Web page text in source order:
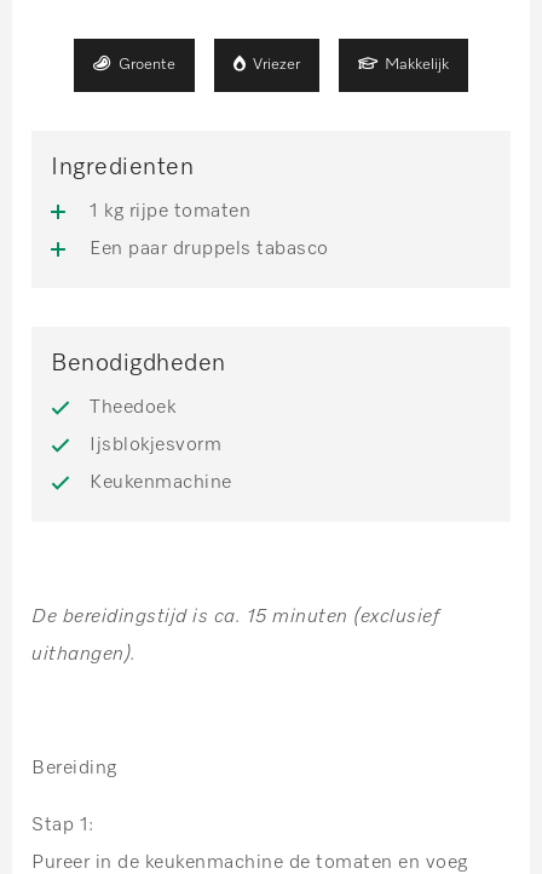
Groente Vriezer Makkelijk
Ingredienten
1 kg rijpe tomaten
Een paar druppels tabasco
Benodigdheden
Theedoek
Ijsblokjesvorm
Keukenmachine
De bereidingstijd is ca. 15 minuten (exclusief
uithangen).
Bereiding
Stap 1:
Pureer in de keukenmachine de tomaten en voeg